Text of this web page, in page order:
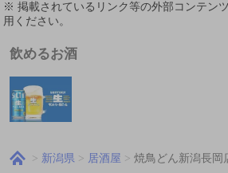
※ 掲載されているリンク等の外部コンテン
用ください。
飲めるお酒
新潟県 居酒屋 焼鳥どん新潟長岡